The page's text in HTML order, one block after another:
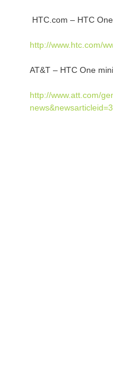
HTC.com – HTC
http://www.htc.com/
AT&T – HTC One mini
http://www.att.com/